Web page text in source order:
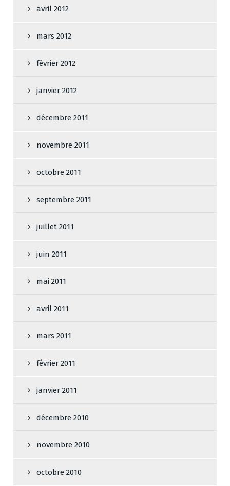
avril 2012
mars 2012
février 2012
janvier 2012
décembre 2011
novembre 2011
octobre 2011
septembre 2011
juillet 2011
juin 2011
mai 2011
avril 2011
mars 2011
février 2011
janvier 2011
décembre 2010
novembre 2010
octobre 2010